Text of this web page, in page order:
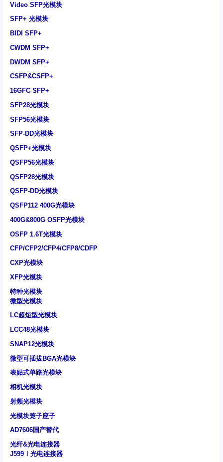
Video SFP光模块
SFP+ 光模块
BIDI SFP+
CWDM SFP+
DWDM SFP+
CSFP&CSFP+
16GFC SFP+
SFP28光模块
SFP56光模块
SFP-DD光模块
QSFP+光模块
QSFP56光模块
QSFP28光模块
QSFP-DD光模块
QSFP112 400G光模块
400G&800G OSFP光模块
OSFP 1.6T光模块
CFP/CFP2/CFP4/CFP8/CDFP
CXP光模块
XFP光模块
特种光模块
微型光模块
LC超短型光模块
LCC48光模块
SNAP12光模块
微型可插拔BGA光模块
表贴式单路光模块
相机光模块
射频光模块
光模块笼子座子
AD7606国产替代
光纤&光电连接器
J599Ⅰ光电连接器